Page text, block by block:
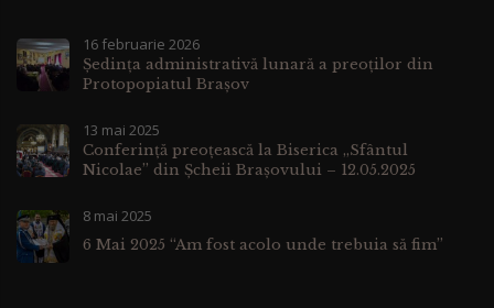
Ședința administrativă lunară a preoților din
Protopopiatul Brașov
16 februarie 2026
Conferinţă preoţească la Biserica „Sfântul
Nicolae” din Şcheii Braşovului – 12.05.2025
13 mai 2025
6 Mai 2025 “Am fost acolo unde trebuia să fim”
8 mai 2025